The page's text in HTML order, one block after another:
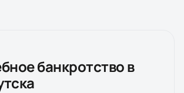
банкротство в